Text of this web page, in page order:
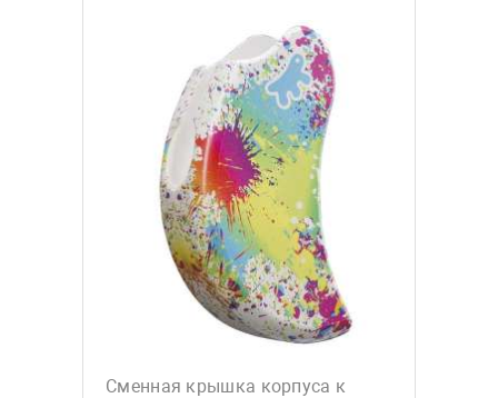
Сменная крышка корпуса к